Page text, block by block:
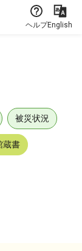
ヘルプEnglish
被災状況
蔵書